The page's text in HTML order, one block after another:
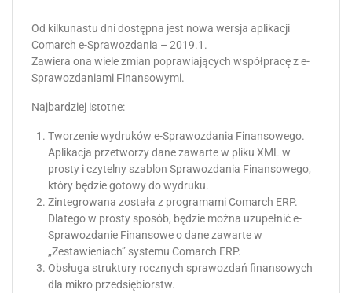
Od kilkunastu dni dostępna jest nowa wersja aplikacji
Comarch e-Sprawozdania – 2019.1.
Zawiera ona wiele zmian poprawiających współpracę z e-
Sprawozdaniami Finansowymi.
Najbardziej istotne:
Tworzenie wydruków e-Sprawozdania Finansowego.
Aplikacja przetworzy dane zawarte w pliku XML w
prosty i czytelny szablon Sprawozdania Finansowego,
który będzie gotowy do wydruku.
Zintegrowana została z programami Comarch ERP.
Dlatego w prosty sposób, będzie można uzupełnić e-
Sprawozdanie Finansowe o dane zawarte w
„Zestawieniach” systemu Comarch ERP.
Obsługa struktury rocznych sprawozdań finansowych
dla mikro przedsiębiorstw.